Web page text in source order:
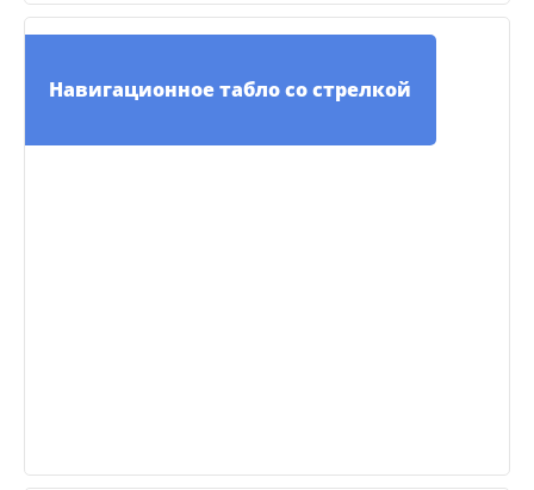
Навигационное табло со стрелкой